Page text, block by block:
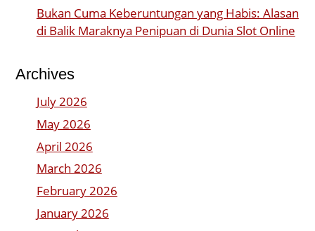
Bukan Cuma Keberuntungan yang Habis: Alasan
di Balik Maraknya Penipuan di Dunia Slot Online
Archives
July 2026
May 2026
April 2026
March 2026
February 2026
January 2026